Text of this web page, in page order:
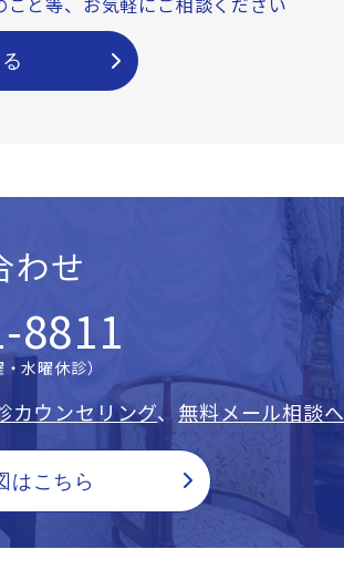
わせ
8811
水曜休診）
カウンセリング、 無料メール相談へ
はこちら